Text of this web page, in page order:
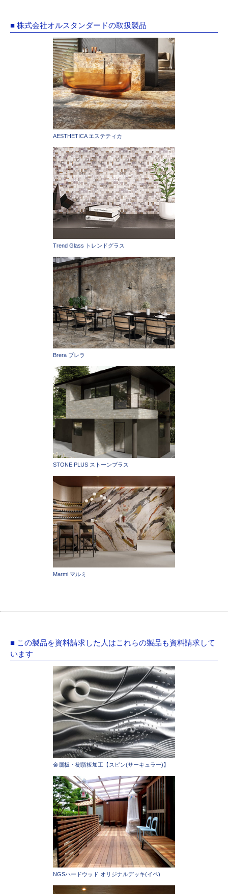
■ 株式会社オルスタンダードの取扱製品
AESTHETICA エステティカ
Trend Glass トレンドグラス
Brera ブレラ
STONE PLUS ストーンプラス
Marmi マルミ
■ この製品を資料請求した人はこれらの製品も資料請求して
います
金属板・樹脂板加工【スピン(サーキュラー)】
NGSハードウッド オリジナルデッキ(イペ)